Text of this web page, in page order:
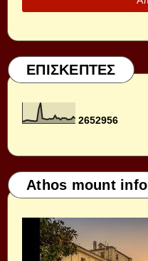
ΕΠΙΣΚΕΠΤΕΣ
2652956
Athos mount info